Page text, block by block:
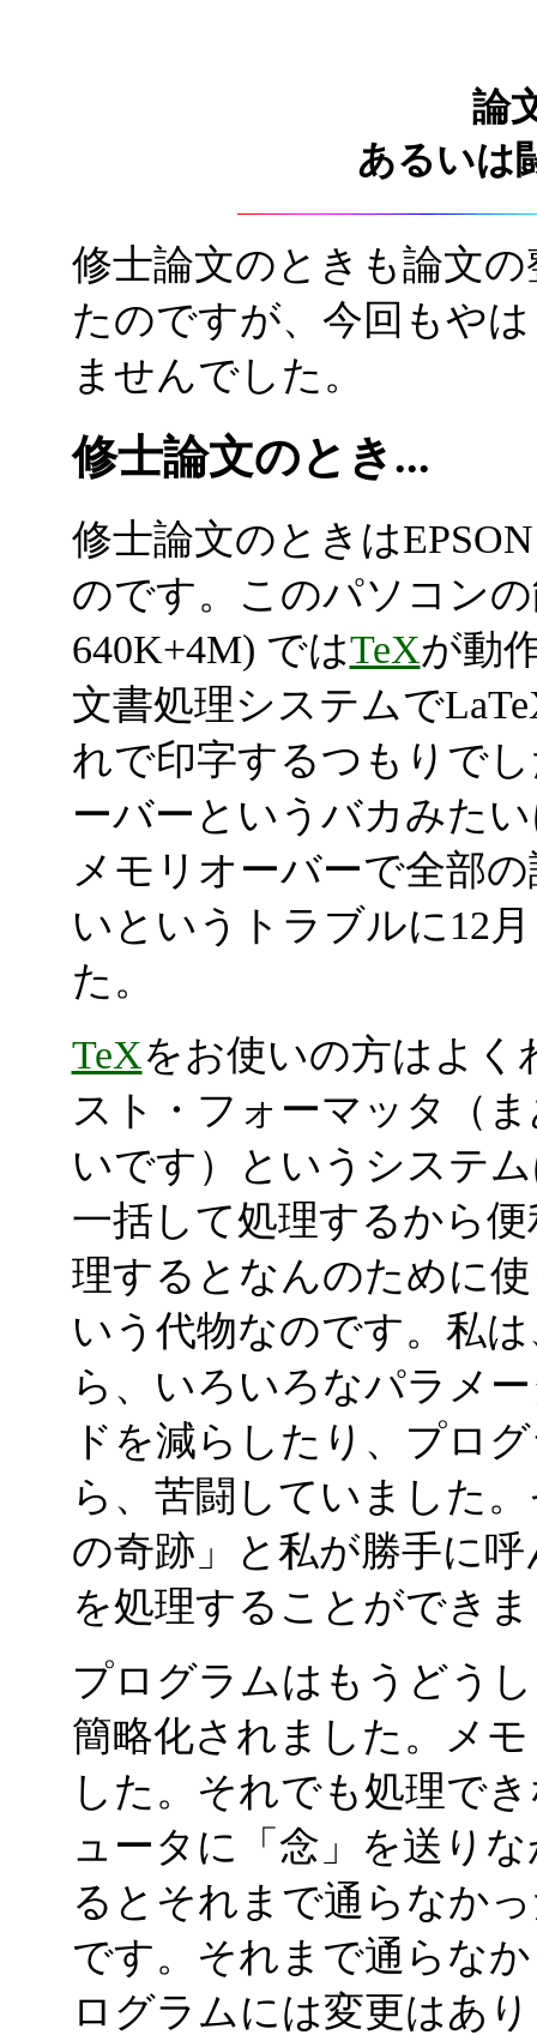
論
あるいは
修士論文のときも論文
たのですが、今回もや
ませんでした。
修士論文のとき...
修士論文のときは
のです。このパソコン
640K+4M) ではTeXが動
文書処理システムで
れで印字するつもりで
ーバーというバカみた
メモリオーバーで全部
いというトラブルに12
た。
TeXをお使いの方はよ
スト・フォーマッタ（
いです）というシステ
一括して処理するから
理するとなんのために
いう代物なのです。私
ら、いろいろなパラメ
ドを減らしたり、プロ
ら、苦闘していました
の奇跡」と私が勝手に
を処理することができ
プログラムはもうどう
簡略化されました。メ
した。それでも処理で
ュータに「念」を送り
るとそれまで通らなか
です。それまで通らな
ログラムには変更はあ